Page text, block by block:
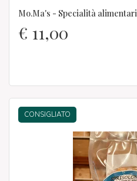
Mo.Ma's - Specialità alimentari
€ 11,00
CONSIGLIATO